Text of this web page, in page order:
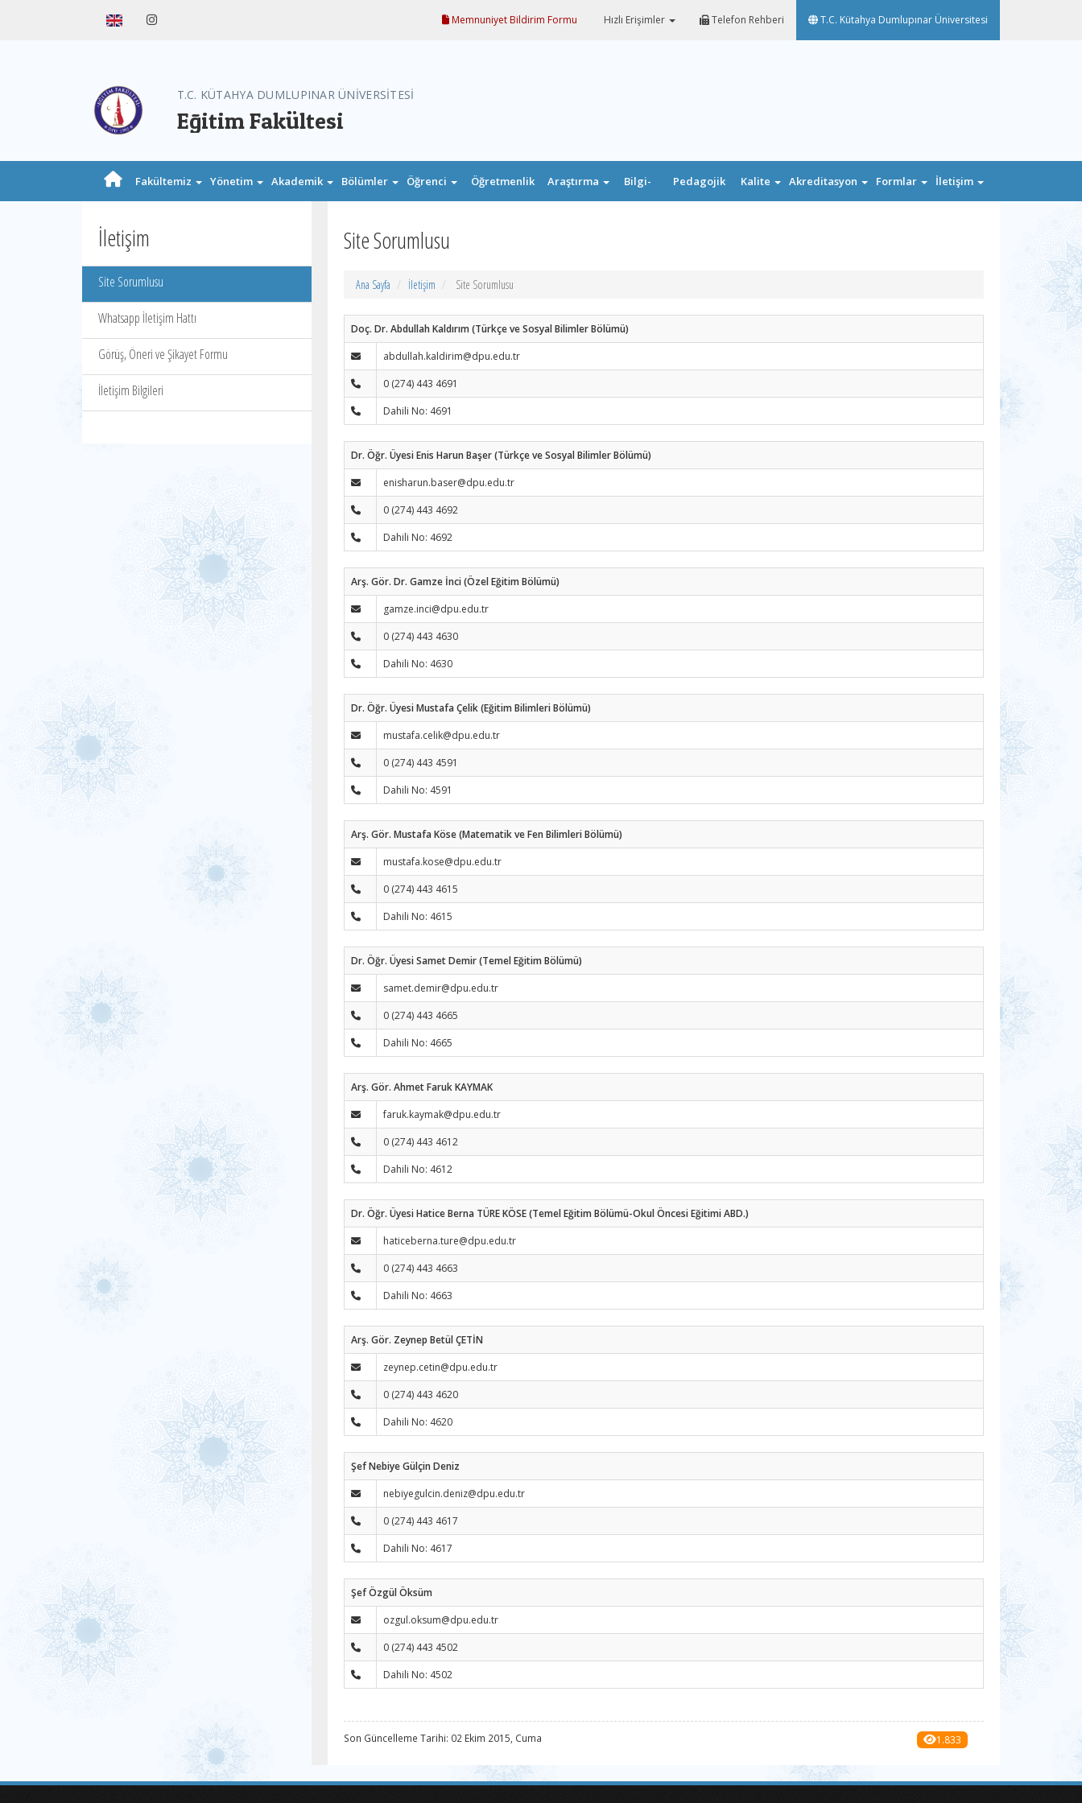
Memnuniyet Bildirim Formu Hızlı Erişimler Telefon Rehberi T.C. Kütahya Dumlupınar Üniversitesi
T.C. KÜTAHYA DUMLUPINAR ÜNİVERSİTESİ
Eğitim Fakültesi
Fakültemiz Yönetim Akademik Bölümler Öğrenci Öğretmenlik Araştırma Bilgi- Pedagojik Kalite Akreditasyon Formlar İletişim
İletişim
Site Sorumlusu
Whatsapp İletişim Hattı
Görüş, Öneri ve Şikayet Formu
İletişim Bilgileri
Site Sorumlusu
Ana Sayfa İletişim Site Sorumlusu
Doç. Dr. Abdullah Kaldırım (Türkçe ve Sosyal Bilimler Bölümü)
abdullah.kaldirim@dpu.edu.tr
0 (274) 443 4691
Dahili No: 4691
Dr. Öğr. Üyesi Enis Harun Başer (Türkçe ve Sosyal Bilimler Bölümü)
enisharun.baser@dpu.edu.tr
0 (274) 443 4692
Dahili No: 4692
Arş. Gör. Dr. Gamze İnci (Özel Eğitim Bölümü)
gamze.inci@dpu.edu.tr
0 (274) 443 4630
Dahili No: 4630
Dr. Öğr. Üyesi Mustafa Çelik (Eğitim Bilimleri Bölümü)
mustafa.celik@dpu.edu.tr
0 (274) 443 4591
Dahili No: 4591
Arş. Gör. Mustafa Köse (Matematik ve Fen Bilimleri Bölümü)
mustafa.kose@dpu.edu.tr
0 (274) 443 4615
Dahili No: 4615
Dr. Öğr. Üyesi Samet Demir (Temel Eğitim Bölümü)
samet.demir@dpu.edu.tr
0 (274) 443 4665
Dahili No: 4665
Arş. Gör. Ahmet Faruk KAYMAK
faruk.kaymak@dpu.edu.tr
0 (274) 443 4612
Dahili No: 4612
Dr. Öğr. Üyesi Hatice Berna TÜRE KÖSE (Temel Eğitim Bölümü-Okul Öncesi Eğitimi ABD.)
haticeberna.ture@dpu.edu.tr
0 (274) 443 4663
Dahili No: 4663
Arş. Gör. Zeynep Betül ÇETİN
zeynep.cetin@dpu.edu.tr
0 (274) 443 4620
Dahili No: 4620
Şef Nebiye Gülçin Deniz
nebiyegulcin.deniz@dpu.edu.tr
0 (274) 443 4617
Dahili No: 4617
Şef Özgül Öksüm
ozgul.oksum@dpu.edu.tr
0 (274) 443 4502
Dahili No: 4502
Son Güncelleme Tarihi: 02 Ekim 2015, Cuma 1.833